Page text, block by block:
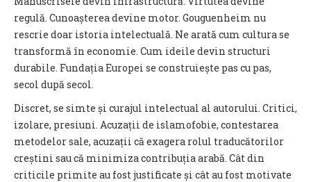
regulă. Cunoașterea devine motor. Gouguenheim nu
rescrie doar istoria intelectuală. Ne arată cum cultura se
transformă în economie. Cum ideile devin structuri
durabile. Fundația Europei se construiește pas cu pas,
secol după secol.
Discret, se simte și curajul intelectual al autorului. Critici,
izolare, presiuni. Acuzații de islamofobie, contestarea
metodelor sale, acuzații că exagera rolul traducătorilor
creștini sau că minimiza contribuția arabă. Cât din
criticile primite au fost justificate și cât au fost motivate